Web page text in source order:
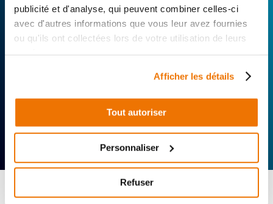
publicité et d'analyse, qui peuvent combiner celles-ci
avec d'autres informations que vous leur avez fournies
ou qu'ils ont collectées lors de votre utilisation de leurs
Afficher les détails
Tout autoriser
Personnaliser
Refuser
Rechercher par...
Expertise
Réactivité
Livraison 24h